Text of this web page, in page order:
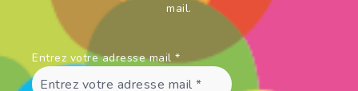
mail.
Entrez votre adresse mail *